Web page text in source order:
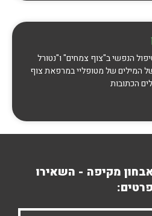
הנפשי ב"צוף צמחים" ו"נטורל
המילים של מטופליי במרפאת צוף
הכתובות
מקיפה - השאירו
פרטים: